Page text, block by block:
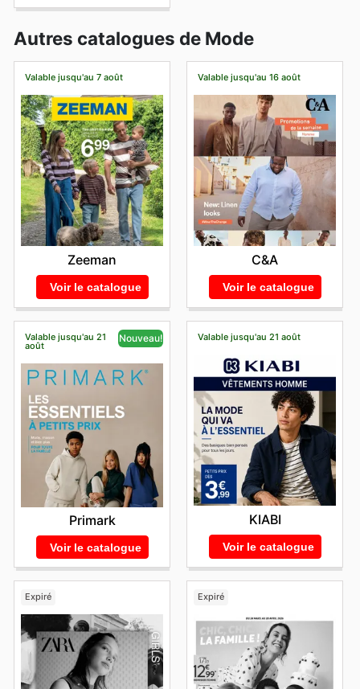
Autres catalogues de Mode
Valable jusqu'au 7 août
Zeeman
Voir le catalogue
Valable jusqu'au 16 août
C&A
Voir le catalogue
Valable jusqu'au 21
août
Nouveau!
Primark
Voir le catalogue
Valable jusqu'au 21 août
KIABI
Voir le catalogue
Expiré Expiré